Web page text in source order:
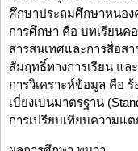
ศึกษาประถมศึกษาหนอง
การศึกษา คือ บทเรียนค
สารสนเทศและการสื่อส
สัมฤทธิ์ทางการเรียน แ
การวิเคราะห์ข้อมูล คือ ร้
เบี่ยงเบนมาตรฐาน
การเปรียบเทียบความแต